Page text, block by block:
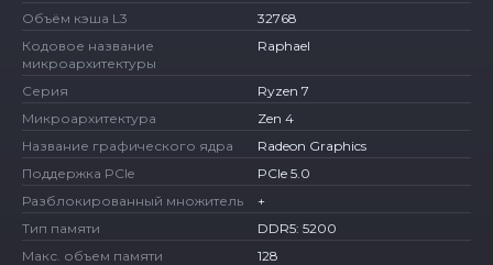
Объём кэша L3
32768
Кодовое название
микроархитектуры
Raphael
Серия
Ryzen 7
Микроархитектура
Zen 4
Название графического ядра
Radeon Graphics
Поддержка PCIe
PCIe 5.0
Разблокированный множитель
+
Тип памяти
DDR5: 5200
Макс. объем памяти
128